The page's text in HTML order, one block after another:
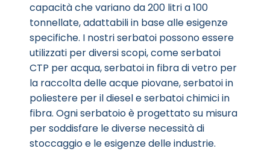
capacità che variano da 200 litri a 100
tonnellate, adattabili in base alle esigenze
specifiche. I nostri serbatoi possono essere
utilizzati per diversi scopi, come serbatoi
CTP per acqua, serbatoi in fibra di vetro per
la raccolta delle acque piovane, serbatoi in
poliestere per il diesel e serbatoi chimici in
fibra. Ogni serbatoio è progettato su misura
per soddisfare le diverse necessità di
stoccaggio e le esigenze delle industrie.